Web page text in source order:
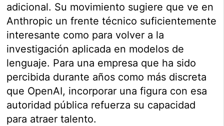
adicional. Su movimiento sugiere que ve en
Anthropic un frente técnico suficientemente
interesante como para volver a la
investigación aplicada en modelos de
lenguaje. Para una empresa que ha sido
percibida durante años como más discreta
que OpenAI, incorporar una figura con esa
autoridad pública refuerza su capacidad
para atraer talento.